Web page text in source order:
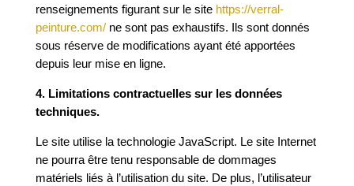
renseignements figurant sur le site https://verral-
peinture.com/ne sont pas exhaustifs. Ils sont donnés
sous réserve de modifications ayant été apportées
depuis leur mise en ligne.
4. Limitations contractuelles sur les données
techniques.
Le site utilise la technologie JavaScript. Le site Internet
ne pourra être tenu responsable de dommages
matériels liés à l’utilisation du site. De plus, l’utilisateur